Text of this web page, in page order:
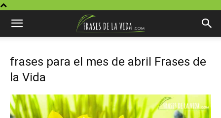
frases para el mes de abril Frases de
la Vida